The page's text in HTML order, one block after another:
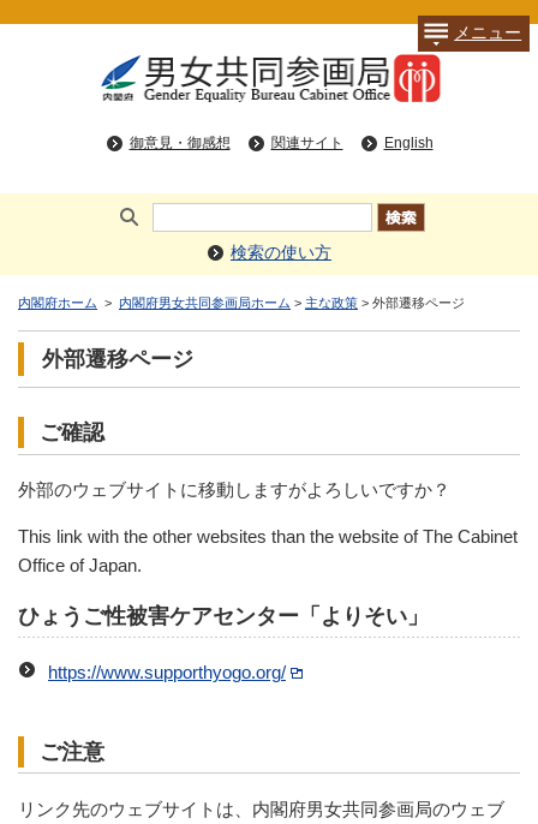
御意見・御感想 関連サイト English
メニュー
検索の使い方
内閣府ホーム > 内閣府男女共同参画局ホーム > 主な政策 > 外部遷移ページ
外部遷移ページ
ご確認
外部のウェブサイトに移動しますがよろしいですか？
This link with the other websites than the website of The Cabinet
Office of Japan.
ひょうご性被害ケアセンター「よりそい」
https://www.supporthyogo.org/
ご注意
リンク先のウェブサイトは、内閣府男女共同参画局のウェブ